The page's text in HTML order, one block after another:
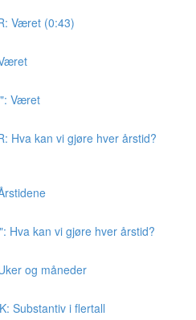
Været (0:43)
Været
Hva kan vi gjøre hver årstid?
Hva kan vi gjøre hver årstid?
og måneder
Substantiv i flertall